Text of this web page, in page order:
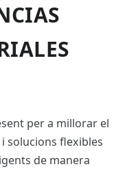
per a millorar el
solucions flexibles
de manera